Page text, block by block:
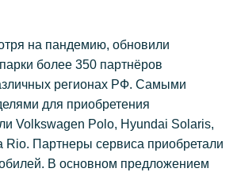
на пандемию, обновили
более 350 партнёров
регионах РФ. Самыми
для приобретения
Volkswagen Polo, Hyundai Solaris,
Rio. Партнеры сервиса приобретали
В основном предложением